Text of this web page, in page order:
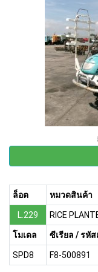
ล็อต หมวดสินค้า
L.229 RICE
โมเดล ซีเรียล / รหัส
SPD8 F8-500891